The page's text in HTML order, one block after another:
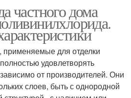
частного дома
для отделки
удовлетворять
от производителей. Они
слоев, быть с однородной